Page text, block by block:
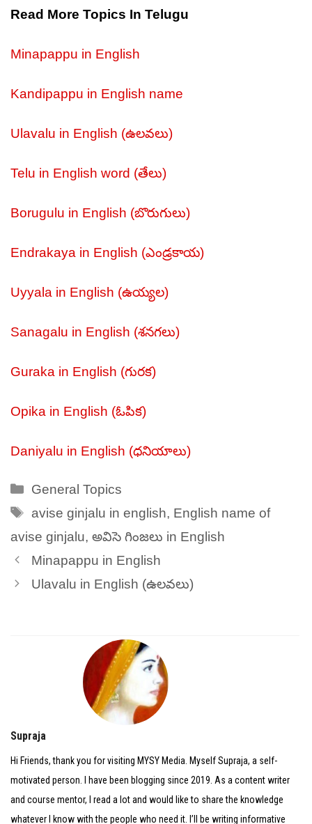
Read More Topics In Telugu
Minapappu in English
Kandipappu in English name
Ulavalu in English (ఉలవలు)
Telu in English word (తేలు)
Borugulu in English (బొరుగులు)
Endrakaya in English (ఎండ్రకాయ)
Uyyala in English (ఉయ్యల)
Sanagalu in English (శనగలు)
Guraka in English (గురక)
Opika in English (ఓపిక)
Daniyalu in English (ధనియాలు)
Categories
General Topics
Tags
avise ginjalu in english, English name of
avise ginjalu, అవిసె గింజలు in English
Minapappu in English
Ulavalu in English (ఉలవలు)
Supraja
Hi Friends, thank you for visiting MYSY Media. Myself Supraja, a self-
motivated person. I have been blogging since 2019. As a content writer
and course mentor, I read a lot and would like to share the knowledge
whatever I know with the people who need it. I’ll be writing informative